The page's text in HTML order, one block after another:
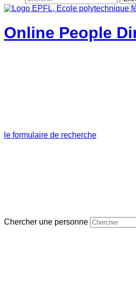
Online People
le formulaire de recherche
Chercher une personne